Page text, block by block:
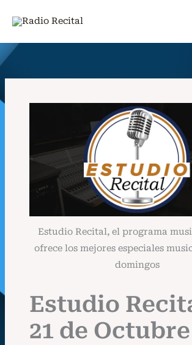
contenido
Estudio Recital, el programa
ofrece los mejores especiales
domingos
Estudio
21 de Octubre